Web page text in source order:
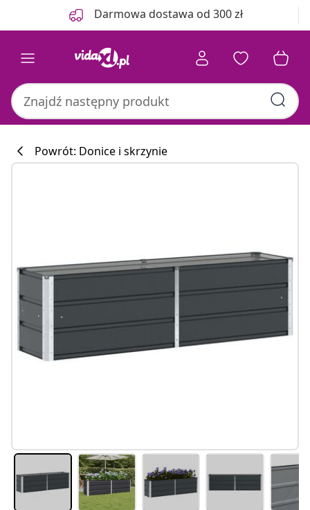
Darmowa dostawa od 300 zł
Powrót: Donice i skrzynie